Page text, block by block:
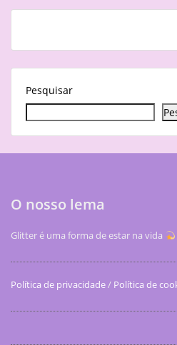
Pesquisar
O nosso lema
Glitter é uma forma de estar na vida
Política de privacidade/ Política de